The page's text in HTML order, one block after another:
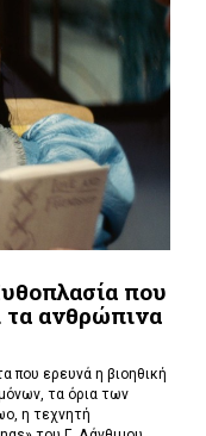
που
τα ανθρώπινα
που ερευνά η βιοηθική
τα όρια των
η τεχνητή